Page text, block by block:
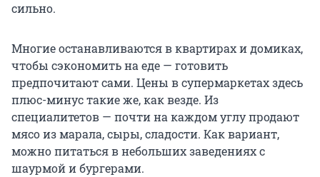
сильно.
Многие останавливаются в квартирах и домиках,
чтобы сэкономить на еде — готовить
предпочитают сами. Цены в супермаркетах здесь
плюс-минус такие же, как везде. Из
специалитетов — почти на каждом углу продают
мясо из марала, сыры, сладости. Как вариант,
можно питаться в небольших заведениях с
шаурмой и бургерами.